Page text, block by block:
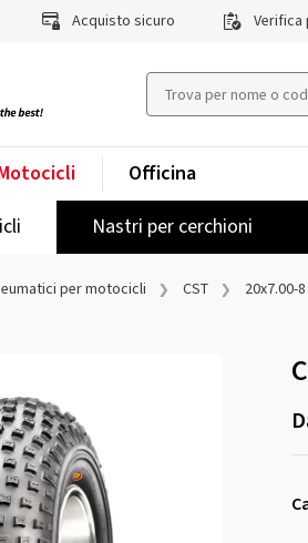
Acquisto sicuro Verifica
Nastri per cerchioni
Officina
per motocicli CST 20x7.00-